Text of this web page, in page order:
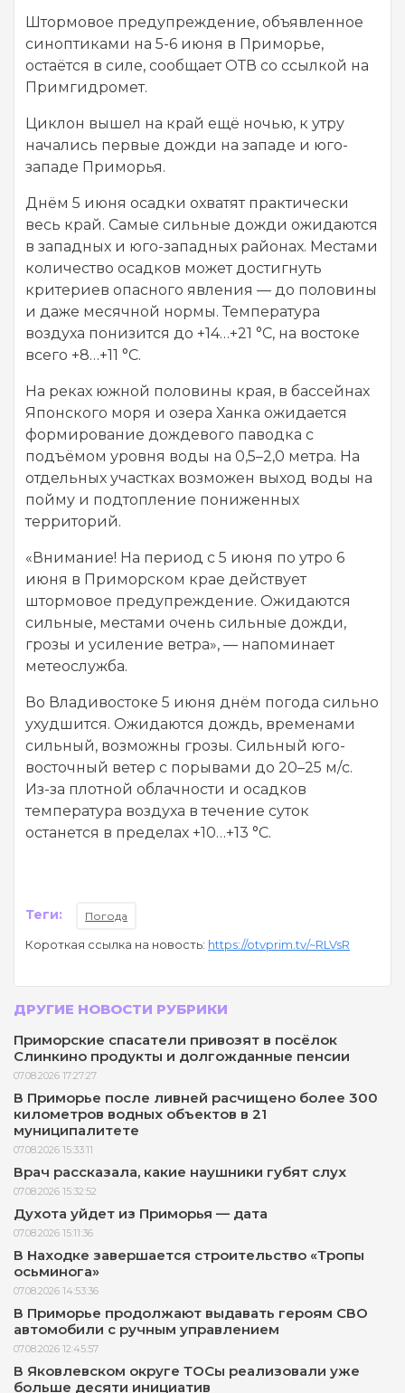
Штормовое предупреждение, объявленное
синоптиками на 5-6 июня в Приморье,
остаётся в силе, сообщает ОТВ со ссылкой на
Примгидромет.
Циклон вышел на край ещё ночью, к утру
начались первые дожди на западе и юго-
западе Приморья.
Днём 5 июня осадки охватят практически
весь край. Самые сильные дожди ожидаются
в западных и юго-западных районах. Местами
количество осадков может достигнуть
критериев опасного явления — до половины
и даже месячной нормы. Температура
воздуха понизится до +14…+21 °C, на востоке
всего +8…+11 °C.
На реках южной половины края, в бассейнах
Японского моря и озера Ханка ожидается
формирование дождевого паводка с
подъёмом уровня воды на 0,5–2,0 метра. На
отдельных участках возможен выход воды на
пойму и подтопление пониженных
территорий.
«Внимание! На период с 5 июня по утро 6
июня в Приморском крае действует
штормовое предупреждение. Ожидаются
сильные, местами очень сильные дожди,
грозы и усиление ветра», — напоминает
метеослужба.
Во Владивостоке 5 июня днём погода сильно
ухудшится. Ожидаются дождь, временами
сильный, возможны грозы. Сильный юго-
восточный ветер с порывами до 20–25 м/с.
Из-за плотной облачности и осадков
температура воздуха в течение суток
останется в пределах +10…+13 °C.
Теги: Погода
Короткая ссылка на новость: https://otvprim.tv/~RLVsR
ДРУГИЕ НОВОСТИ РУБРИКИ
Приморские спасатели привозят в посёлок
Слинкино продукты и долгожданные пенсии
07.08.2026 17:27:27
В Приморье после ливней расчищено более 300
километров водных объектов в 21
муниципалитете
07.08.2026 15:33:11
Врач рассказала, какие наушники губят слух
07.08.2026 15:32:52
Духота уйдет из Приморья — дата
07.08.2026 15:11:36
В Находке завершается строительство «Тропы
осьминога»
07.08.2026 14:53:36
В Приморье продолжают выдавать героям СВО
автомобили с ручным управлением
07.08.2026 12:45:57
В Яковлевском округе ТОСы реализовали уже
больше десяти инициатив